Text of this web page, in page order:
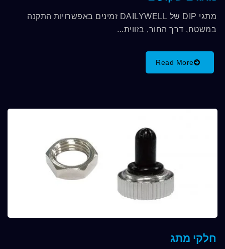
מתגי DIP של DAILYWELL זמינים באפשרויות התקנה
במשטח, דרך החור, בזווית...
Read More
חלקי מתג